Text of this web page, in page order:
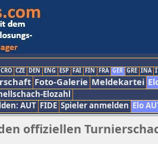
CRO CZE DEN ENG ESP FAI FIN FRA GER GRE INA
Foto-Galerie Meldekartei
Elozahl
AUT FIDE Spieler anmelden Elo
offiziellen